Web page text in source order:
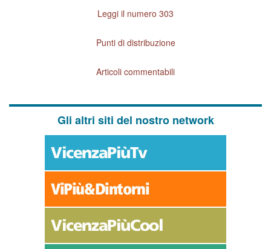
Leggi il numero 303
Punti di distribuzione
Articoli commentabili
Gli altri siti del nostro network